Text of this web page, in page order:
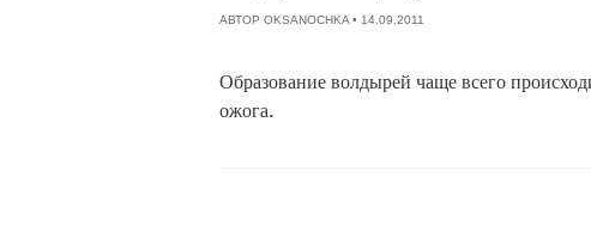
АВТОР OKSANOCHKA • 14.09.2011
Образование волдырей чаще всего
ожога.